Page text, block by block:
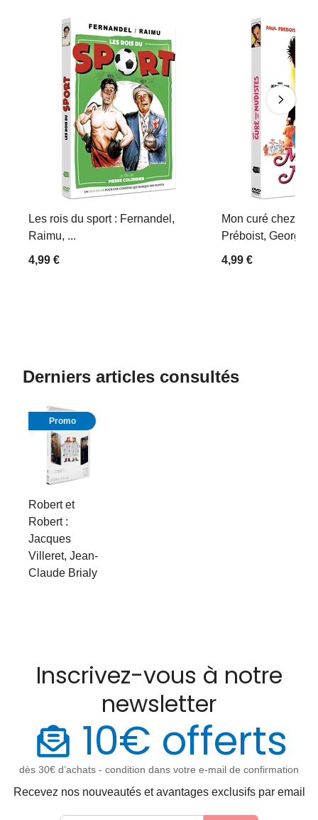
Les rois du sport : Fernandel,
Raimu, ...
4,99 €
Mon curé chez les
Préboist, Georges
4,99 €
Derniers articles consultés
Promo
Robert et
Robert :
Jacques
Villeret, Jean-
Claude Brialy
Inscrivez-vous à notre
newsletter
10€ offerts
dès 30€ d’achats - condition dans votre e-mail de confirmation
Recevez nos nouveautés et avantages exclusifs par email